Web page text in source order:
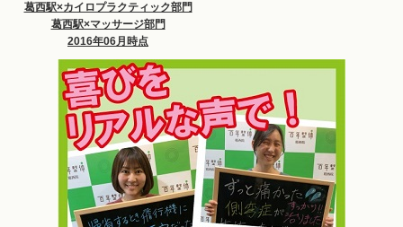
葛西駅×カイロプラクティック部門
葛西駅×マッサージ部門
2016年06月時点